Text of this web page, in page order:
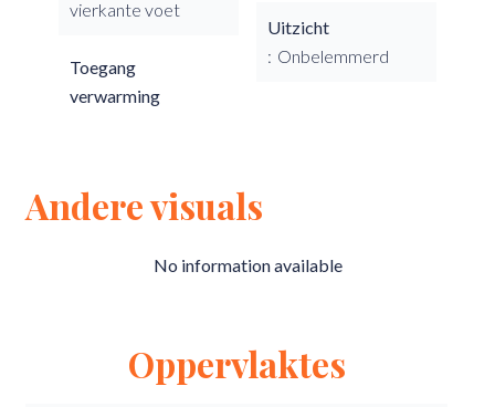
vierkante voet
Toegang
verwarming
Uitzicht
Onbelemmerd
Andere visuals
No information available
Oppervlaktes